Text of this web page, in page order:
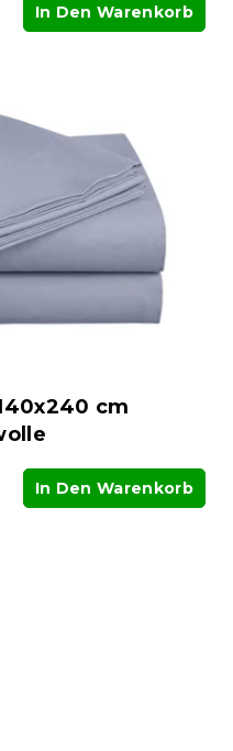
In Den Warenkorb
cm
In Den Warenkorb